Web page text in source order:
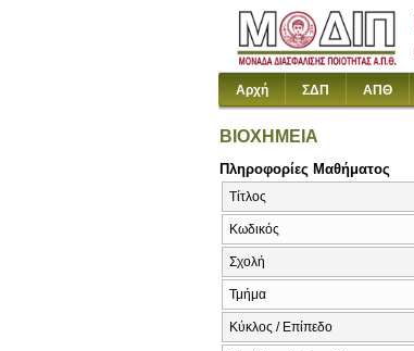
Αρχή ΣΔΠ ΑΠΘ
ΒΙΟΧΗΜΕΙΑ
Πληροφορίες Μαθήματος
Τίτλος
Κωδικός
Σχολή
Τμήμα
Κύκλος / Επίπεδο